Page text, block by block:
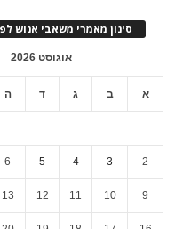
סינון מאמרי משאבי אנוש
אוגוסט 2026
א ב ג ד ה
2
3
4
5
6
9
10
11
12
13